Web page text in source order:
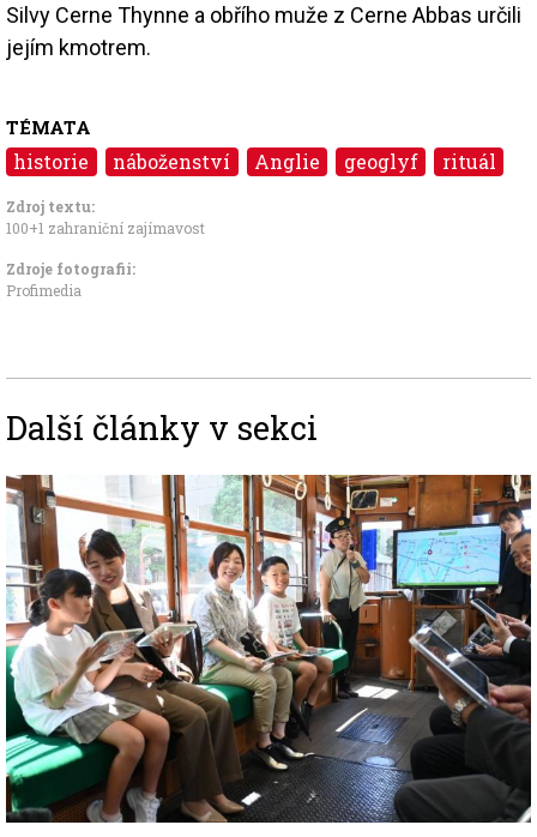
Silvy Cerne Thynne a obřího muže z Cerne Abbas určili
jejím kmotrem.
TÉMATA
historie náboženství Anglie geoglyf rituál
Zdroj textu:
100+1 zahraniční zajímavost
Zdroje fotografii:
Profimedia
Další články v sekci
Image